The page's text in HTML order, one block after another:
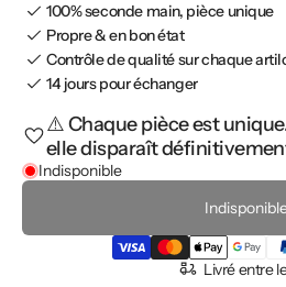
100% seconde main, pièce unique
Propre & en bon état
Contrôle de qualité sur chaque
14 jours pour échanger
⚠️ Chaque pièce est
elle disparaît
Indisponible
Livré entre